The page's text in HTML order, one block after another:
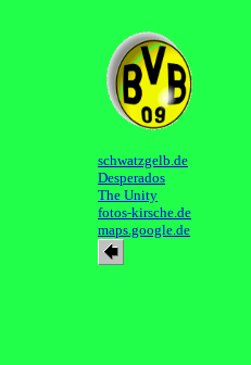
schwatzgelb.de
Desperados
The Unity
fotos-kirsche.de
maps.google.de